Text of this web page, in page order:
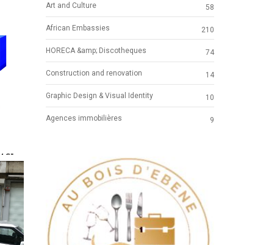
Art and Culture
African Embassies 210
HORECA &amp; Discotheques
Construction and renovation
Graphic Design & Visual Identity
Agences immobilières